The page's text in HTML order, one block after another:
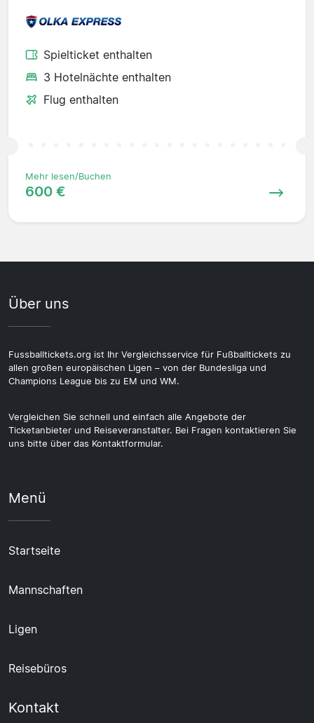
Spielticket enthalten
3 Hotelnächte enthalten
Flug enthalten
Mehr lesen/Buchen
600 €
Über uns
Fussballtickets.org ist Ihr Vergleichsservice für Fußballtickets zu
allen großen europäischen Ligen – von der Bundesliga und
Champions League bis zu EM und WM.
Vergleichen Sie schnell und einfach alle Angebote der
Ticketanbieter und Reiseveranstalter. Bei Fragen kontaktieren Sie
uns bitte über das Kontaktformular.
Menü
Startseite
Mannschaften
Ligen
Reisebüros
Kontakt